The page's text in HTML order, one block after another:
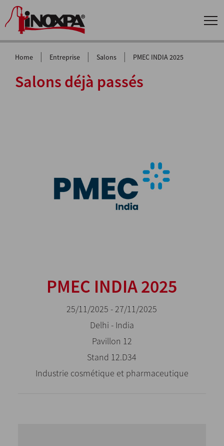
Home | Entreprise | Salons | PMEC INDIA 2025
Salons déjà passés
PMEC INDIA 2025
25/11/2025 - 27/11/2025
Delhi - India
Pavillon 12
Stand 12.D34
Industrie cosmétique et pharmaceutique